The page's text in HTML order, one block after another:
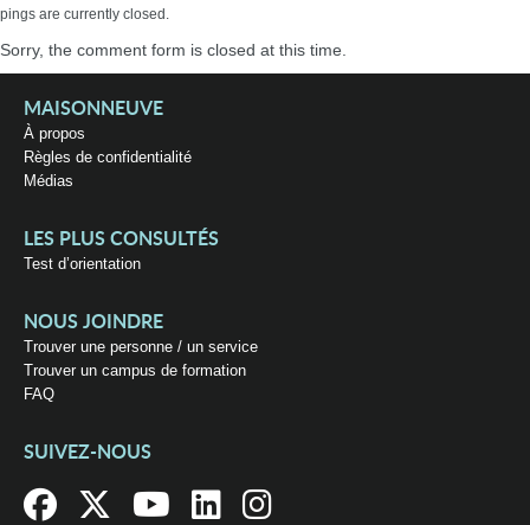
pings are currently closed.
Sorry, the comment form is closed at this time.
MAISONNEUVE
À propos
Règles de confidentialité
Médias
LES PLUS CONSULTÉS
Test d’orientation
NOUS JOINDRE
Trouver une personne / un service
Trouver un campus de formation
FAQ
SUIVEZ-NOUS